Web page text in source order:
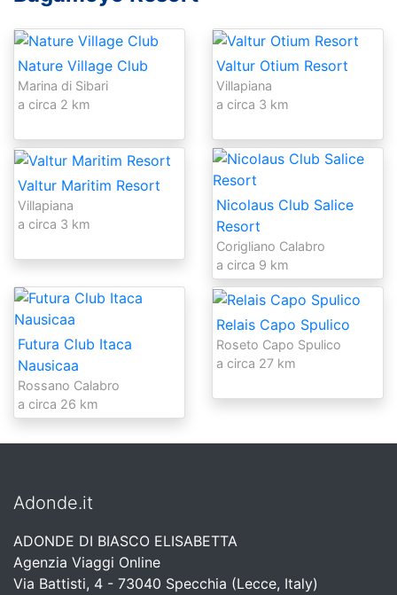
Nature Village Club
Marina di Sibari
a circa 2 km
Valtur Otium Resort
Villapiana
a circa 3 km
Valtur Maritim Resort
Villapiana
a circa 3 km
Nicolaus Club Salice
Resort
Corigliano Calabro
a circa 9 km
Futura Club Itaca
Nausicaa
Rossano Calabro
a circa 26 km
Relais Capo Spulico
Roseto Capo Spulico
a circa 27 km
Adonde.it
ADONDE DI BIASCO ELISABETTA
Agenzia Viaggi Online
Via Battisti, 4 - 73040 Specchia (Lecce, Italy)